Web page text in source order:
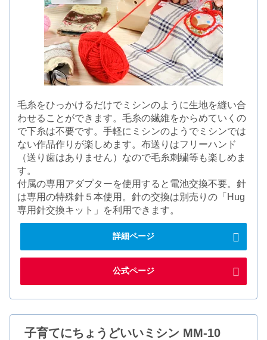
毛糸をひっかけるだけでミシンのように生地を縫い合
わせることができます。毛糸の繊維をからめていくの
で下糸は不要です。手軽にミシンのようでミシンでは
ない作品作りが楽しめます。布送りはフリーハンド
（送り歯はありません）なので毛糸刺繍等も楽しめま
す。
付属の専用アダプターを使用すると電池交換不要。針
は専用の特殊針５本使用。針の交換は別売りの「Hug
専用針交換キット」を利用できます。
詳細ページ
公式ページ
子育てにちょうどいいミシン MM-10